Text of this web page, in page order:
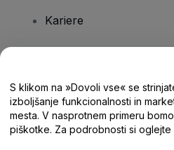
Kariere
Središče za pomoč/stik
S klikom na »Dovoli vse« se
izboljšanje funkcionalnosti in
mesta. V nasprotnem primeru
piškotke. Za podrobnosti si oglejte